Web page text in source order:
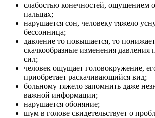
слабостью конечностей, ощущением
пальцах;
нарушается сон, человеку тяжело
бессонница;
давление то повышается, то
скачкообразные изменения давления
сил;
человек ощущает головокружение,
приобретает раскачивающийся вид;
больному тяжело запомнить даже
важной информации;
нарушается обоняние;
шум в голове свидетельствует о